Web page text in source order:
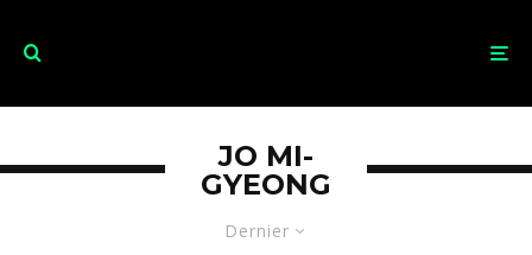
Dernier
JO MI-
GYEONG